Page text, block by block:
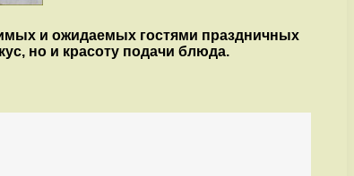
и ожидаемых гостями праздничных
но и красоту подачи блюда.